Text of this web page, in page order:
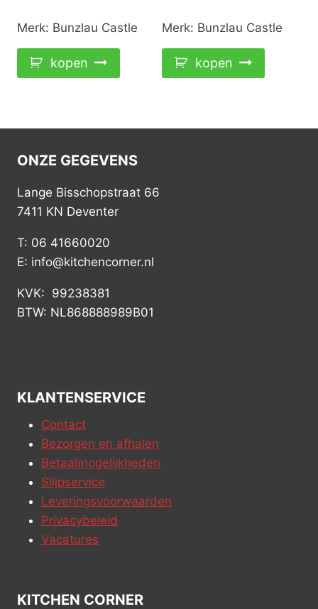
Merk: Bunzlau Castle
kopen
Merk: Bunzlau Castle
kopen
ONZE GEGEVENS
Lange Bisschopstraat 66
7411 KN Deventer
T: 06 41660020
E: info@kitchencorner.nl
KVK: 99238381
BTW: NL868888989B01
KLANTENSERVICE
Contact
Bezorgen en afhalen
Betaalmogelijkheden
Slijpservice
Leveringsvoorwaarden
Privacybeleid
Vacatures
KITCHEN CORNER